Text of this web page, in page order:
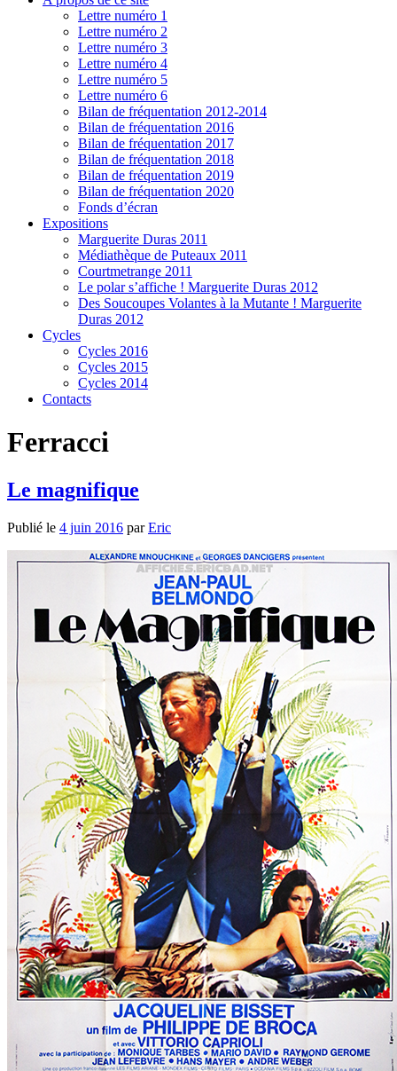
Lettre numéro 1
Lettre numéro 2
Lettre numéro 3
Lettre numéro 4
Lettre numéro 5
Lettre numéro 6
Bilan de fréquentation 2012-2014
Bilan de fréquentation 2016
Bilan de fréquentation 2017
Bilan de fréquentation 2018
Bilan de fréquentation 2019
Bilan de fréquentation 2020
Fonds d’écran
Expositions
Marguerite Duras 2011
Médiathèque de Puteaux 2011
Courtmetrange 2011
Le polar s’affiche ! Marguerite Duras 2012
Des Soucoupes Volantes à la Mutante ! Marguerite
Duras 2012
Cycles
Cycles 2016
Cycles 2015
Cycles 2014
Contacts
Ferracci
Le magnifique
Publié le 4 juin 2016 parEric